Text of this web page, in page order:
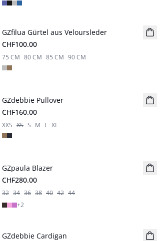
Neuheiten
GZfilua Gürtel aus Veloursleder
CHF100.00
75 CM 80 CM 85 CM 90 CM
Neuheiten
GZdebbie Pullover
CHF160.00
XXS XS S M L XL
GZpaula Blazer
CHF280.00
32 34 36 38 40 42 44
+2
Neuheiten
GZdebbie Cardigan